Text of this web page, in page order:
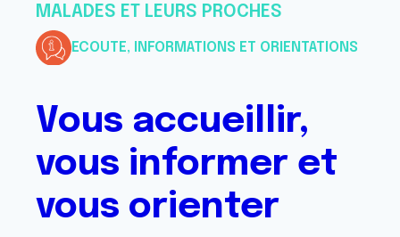
MALADES ET LEURS PROCHES
ECOUTE, INFORMATIONS ET ORIENTATIONS
Vous accueillir,
vous informer et
vous orienter